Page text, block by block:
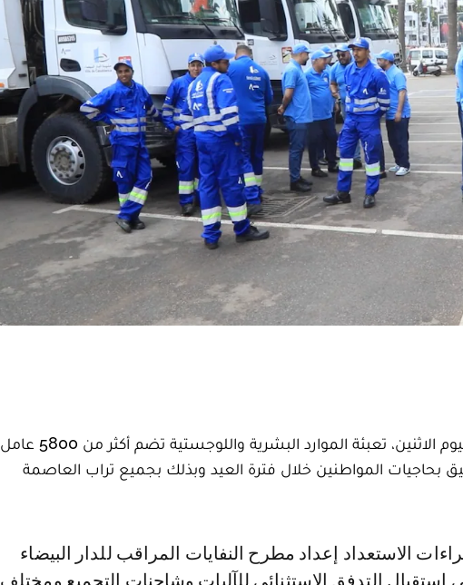
استعدادا لعيد الأضحى، أعلنت جماعة الدار البيضاء، اليوم الاثنين، تعبئة الموارد البشرية واللوجستية تضم أكثر من 5800 عامل
تليق بحاجيات المواطنين خلال فترة العيد وبذلك بجميع تراب العاصمة
استقبال التدفق الاستثنائي للآليات وشاحنات التجميع ومختلف